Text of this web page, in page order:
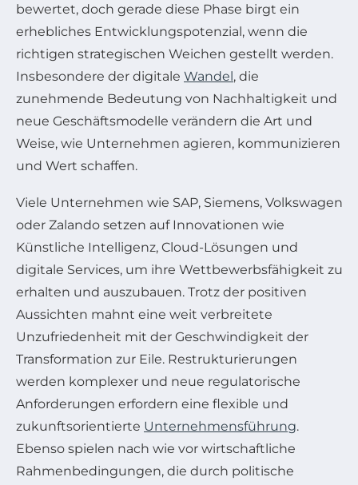
bewertet, doch gerade diese Phase birgt ein
erhebliches Entwicklungspotenzial, wenn die
richtigen strategischen Weichen gestellt werden.
Insbesondere der digitale Wandel, die
zunehmende Bedeutung von Nachhaltigkeit und
neue Geschäftsmodelle verändern die Art und
Weise, wie Unternehmen agieren, kommunizieren
und Wert schaffen.
Viele Unternehmen wie SAP, Siemens, Volkswagen
oder Zalando setzen auf Innovationen wie
Künstliche Intelligenz, Cloud-Lösungen und
digitale Services, um ihre Wettbewerbsfähigkeit zu
erhalten und auszubauen. Trotz der positiven
Aussichten mahnt eine weit verbreitete
Unzufriedenheit mit der Geschwindigkeit der
Transformation zur Eile. Restrukturierungen
werden komplexer und neue regulatorische
Anforderungen erfordern eine flexible und
zukunftsorientierte Unternehmensführung.
Ebenso spielen nach wie vor wirtschaftliche
Rahmenbedingungen, die durch politische